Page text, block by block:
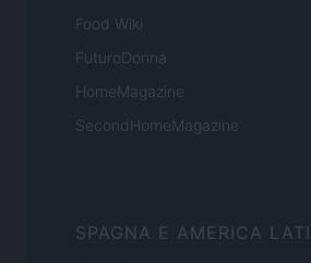
Food Wiki
FuturoDonna
HomeMagazine
SecondHomeMagazine
SPAGNA E AMERICA